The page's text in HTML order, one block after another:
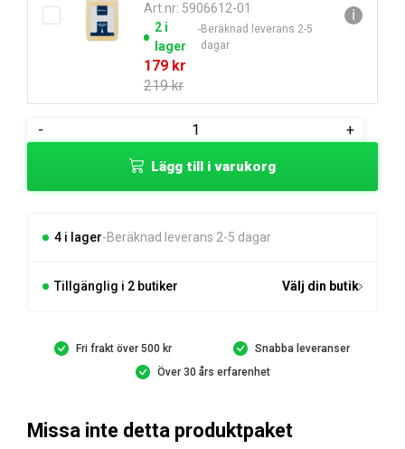
Art.nr: 5906612-01
2 i
lager
Beräknad leverans 2-5
dagar
219kr
Det
ursprungliga
priset
219 kr.
179 kr
Det
nuvarande
priset
179 kr.
ℹ
-
Husqvarna
Högtryckstvätt
+
Lägg till i varukorg
4 i lager Beräknad leverans 2-5 dagar
Tillgänglig i 2 butiker Välj din butik
Fri frakt över 500 kr
Snabba leveranser
Över 30 års erfarenhet
Missa inte detta produktpaket